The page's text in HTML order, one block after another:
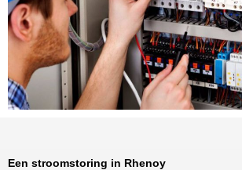
Een stroomstoring in Rhenoy